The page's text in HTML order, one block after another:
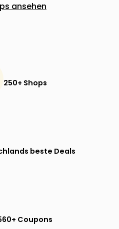
ansehen
250+ Shops
beste Deals
Coupons